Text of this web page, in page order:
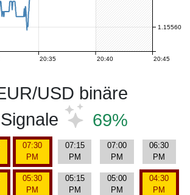
20:35 20:40 20:45
1.15560
USD binäre
69%
07:30
PM
07:15
PM
07:00
PM
06:30
PM
05:30
PM
05:15
PM
05:00
PM
04:30
PM